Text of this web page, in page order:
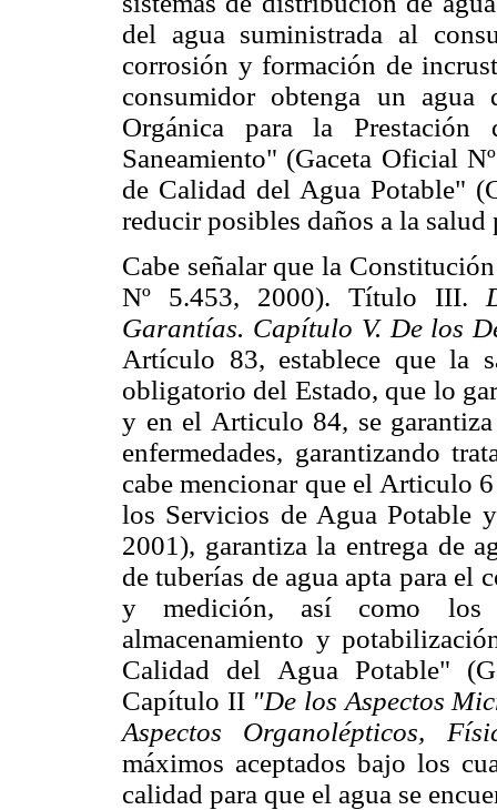
del agua suministrada al
corrosión y formación de
consumidor obtenga un
Orgánica para la
Saneamiento" (Gaceta Oficial
de Calidad del Agua Potable"
reducirposibles daños a la salud
Cabe señalar que la
Nº 5.453, 2000). Título III.
Garantías. Capítulo V. De los
Artículo 83, establece que la
obligatorio del Estado, que lo
y en el Articulo 84, se
enfermedades, garantizando
cabe mencionar que el Articulo
los Servicios de Agua Potable
2001), garantiza la entrega de
de tuberías de agua apta para
y medición, así como los
almacenamiento y
Calidad del Agua Potable"
Capítulo II "De los Aspectos
Aspectos Organolépticos,
máximos aceptados bajo los
calidad para que el agua se